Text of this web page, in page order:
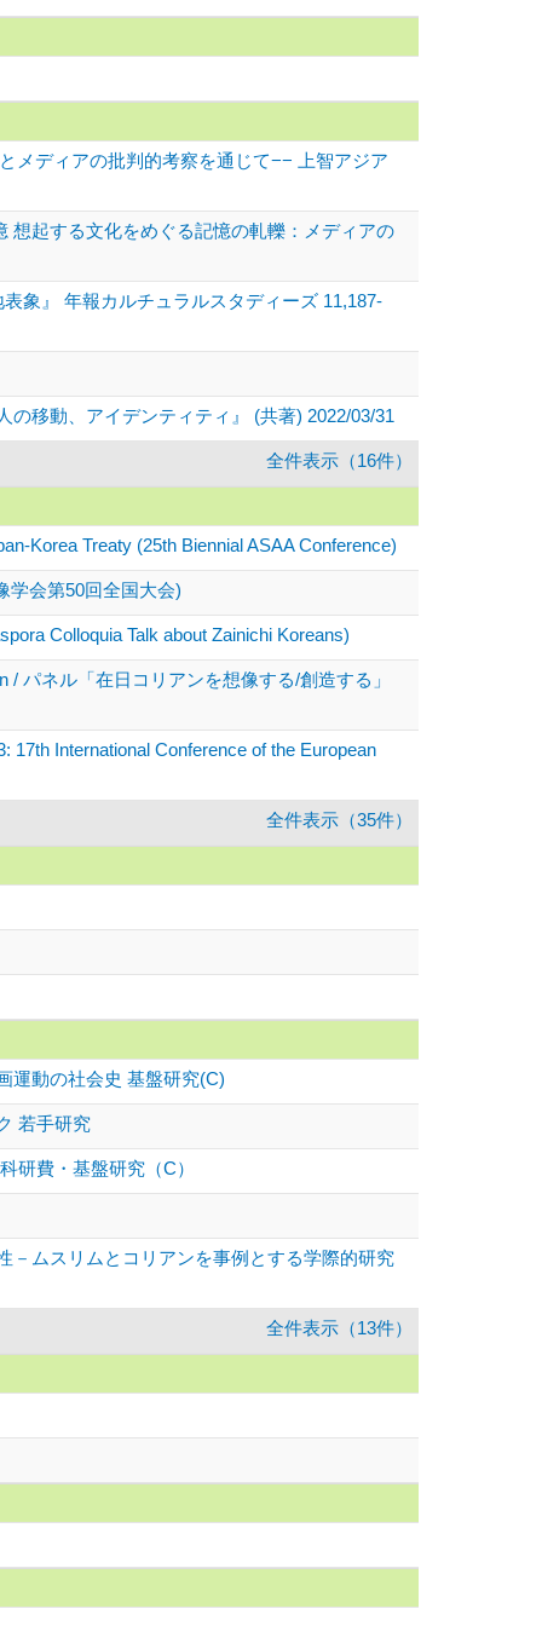
メディアの批判的考察を通じて−− 上智アジア
想起する文化をめぐる記憶の軋轢：メディアの
象』 年報カルチュラルスタディーズ 11,187-
移動、アイデンティティ』 (共著) 2022/03/31
全件表示（16件）
Korea Treaty (25th Biennial ASAA Conference)
学会第50回全国大会)
Colloquia Talk about Zainichi Koreans)
/ パネル「在日コリアンを想像する/創造する」
17th International Conference of the European
全件表示（35件）
運動の社会史 基盤研究(C)
若手研究
研費・基盤研究（C）
－ムスリムとコリアンを事例とする学際的研究
全件表示（13件）